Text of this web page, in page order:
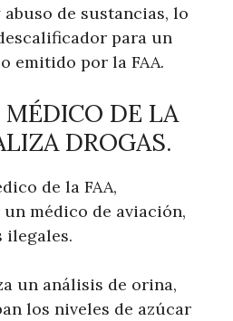
de sustancias, lo
para un
emitido por la FAA.
DE LA
DROGAS.
de la FAA,
médico de aviación,
ilegales.
un análisis de orina,
los niveles de azúcar